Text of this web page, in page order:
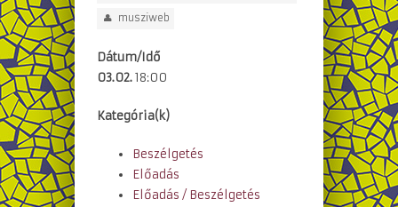
musziweb
Dátum/Idő
03.02.18:00
Kategória(k)
Beszélgetés
Előadás
Előadás / Beszélgetés